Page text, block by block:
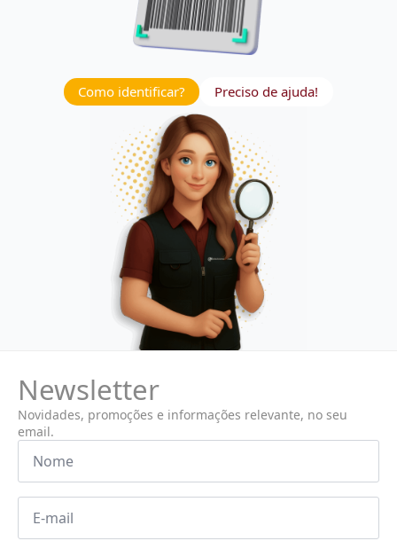
Como identificar? Preciso de ajuda!
Newsletter
Novidades, promoções e informações relevante, no seu
email.
Nome
Email